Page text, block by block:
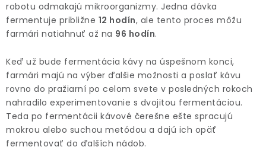
robotu odmakajú mikroorganizmy. Jedna dávka
fermentuje približne 12 hodín, ale tento proces môžu
farmári natiahnuť až na 96 hodín.
Keď už bude fermentácia kávy na úspešnom konci,
farmári majú na výber ďalšie možnosti a poslať kávu
rovno do pražiarní po celom svete v posledných rokoch
nahradilo experimentovanie s dvojitou fermentáciou.
Teda po fermentácii kávové čerešne ešte spracujú
mokrou alebo suchou metódou a dajú ich opäť
fermentovať do ďalších nádob.